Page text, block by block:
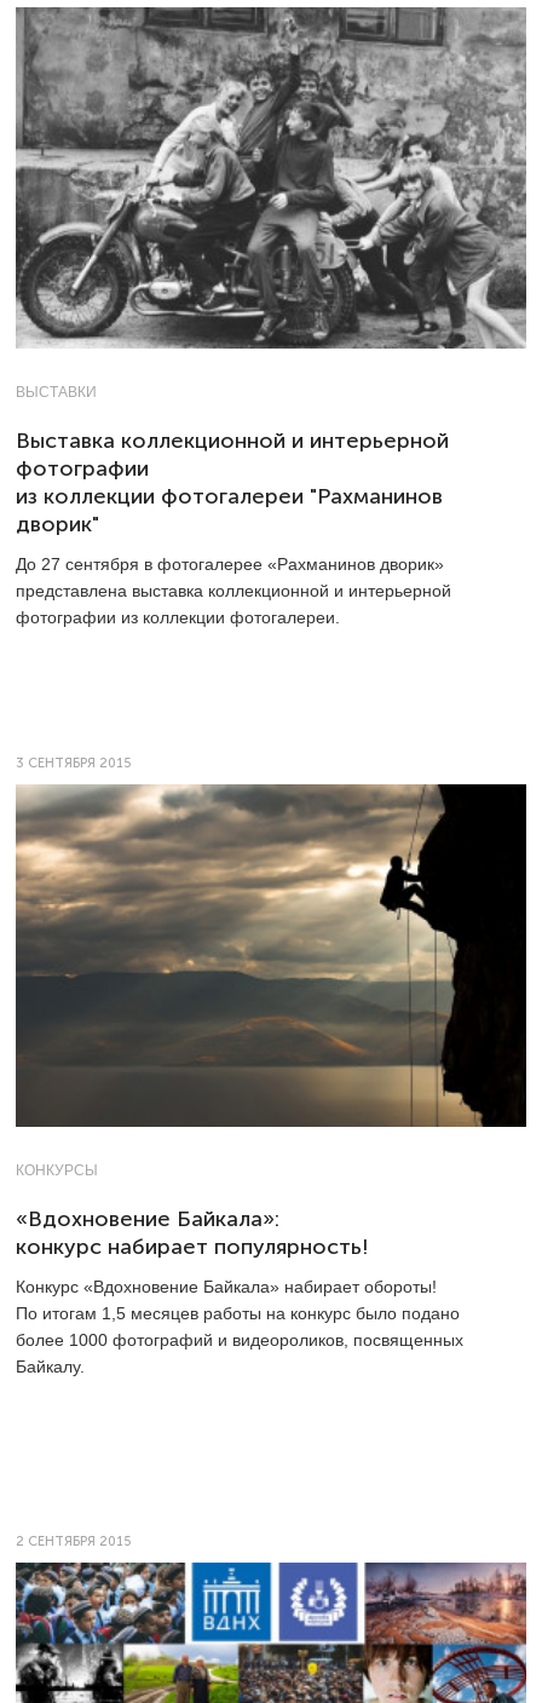
ВЫСТАВКИ
Выставка коллекционной и интерьерной
фотографии
из коллекции фотогалереи "Рахманинов
дворик"
До 27 сентября в фотогалерее «Рахманинов дворик»
представлена выставка коллекционной и интерьерной
фотографии из коллекции фотогалереи.
3 СЕНТЯБРЯ 2015
КОНКУРСЫ
«Вдохновение Байкала»:
конкурс набирает популярность!
Конкурс «Вдохновение Байкала» набирает обороты!
По итогам 1,5 месяцев работы на конкурс было подано
более 1000 фотографий и видеороликов, посвященных
Байкалу.
2 СЕНТЯБРЯ 2015